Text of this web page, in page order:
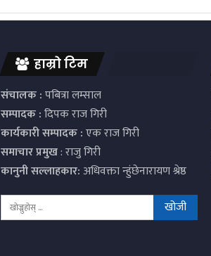
हाम्रो टिम
संचालक :पबित्रा लम्साल
सम्पादक :दिपक राज गिरी
कार्यकारी सम्पादक :एक राज गिरी
समाचार प्रमुख: राजु गिरी
कानुनी सल्लाहकार:अधिवक्ता न्हुंछेनारायण श्रेष्ठ